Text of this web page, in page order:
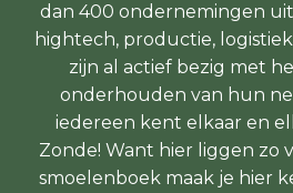
dan 400 ondernemingen
hightech, productie,
zijn al actief bezig met
onderhouden van hun
iedereen kent elkaar en
Zonde! Want hier liggen zo
smoelenboek maak je hier